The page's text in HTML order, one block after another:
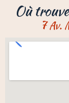
Où
7 Av.